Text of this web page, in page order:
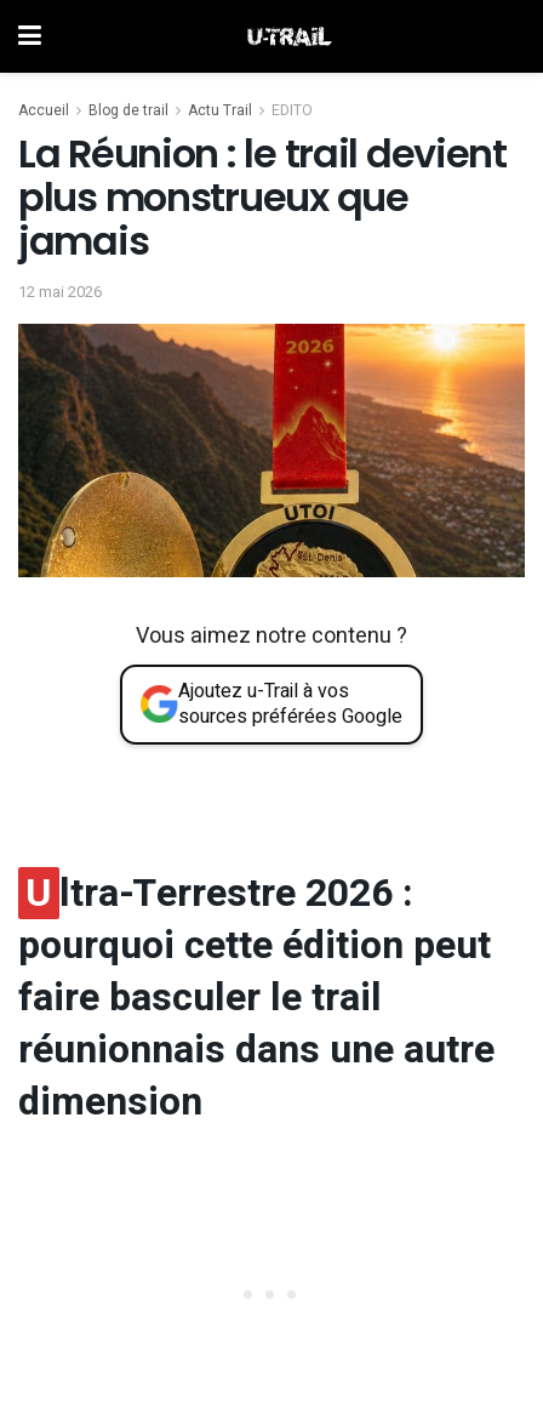
Accueil Blog de trail Actu Trail EDITO
La Réunion : le trail devient
plus monstrueux que
jamais
12 mai 2026
Vous aimez notre contenu ?
Ajoutez u-Trail à vos
sources préférées Google
U ltra-Terrestre 2026 :
pourquoi cette édition peut
faire basculer le trail
réunionnais dans une autre
dimension